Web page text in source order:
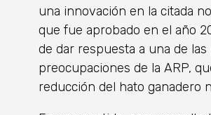
una innovación en la citada
que fue aprobado en el año
de dar respuesta a una de
preocupaciones de la ARP,
reducción del hato ganadero